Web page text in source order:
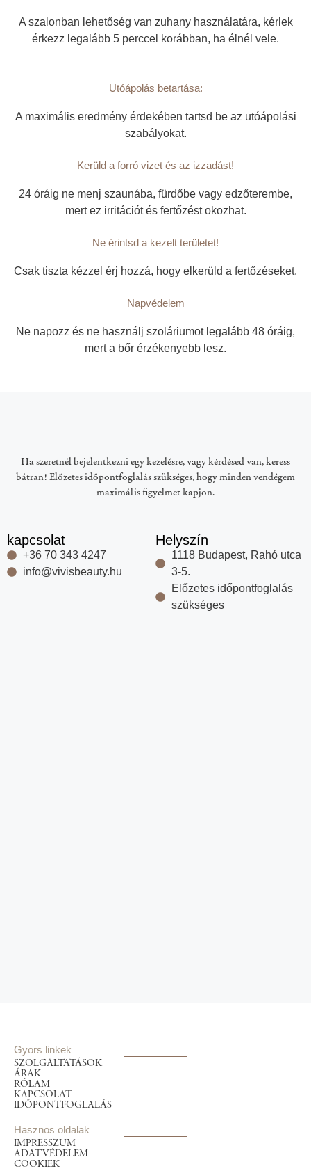
A szalonban lehetőség van zuhany használatára, kérlek
érkezz legalább 5 perccel korábban, ha élnél vele.
Utóápolás betartása:
A maximális eredmény érdekében tartsd be az utóápolási
szabályokat.
Kerüld a forró vizet és az izzadást!
24 óráig ne menj szaunába, fürdőbe vagy edzőterembe,
mert ez irritációt és fertőzést okozhat.
Ne érintsd a kezelt területet!
Csak tiszta kézzel érj hozzá, hogy elkerüld a fertőzéseket.
Napvédelem
Ne napozz és ne használj szoláriumot legalább 48 óráig,
mert a bőr érzékenyebb lesz.
Ha szeretnél bejelentkezni egy kezelésre, vagy kérdésed van, keress
bátran! Előzetes időpontfoglalás szükséges, hogy minden vendégem
maximális figyelmet kapjon.
kapcsolat
+36 70 343 4247
info@vivisbeauty.hu
Helyszín
1118 Budapest, Rahó utca
3-5.
Előzetes időpontfoglalás
szükséges
Gyors linkek
SZOLGÁLTATÁSOK
ÁRAK
RÓLAM
KAPCSOLAT
IDŐPONTFOGLALÁS
Hasznos oldalak
IMPRESSZUM
ADATVÉDELEM
COOKIEK